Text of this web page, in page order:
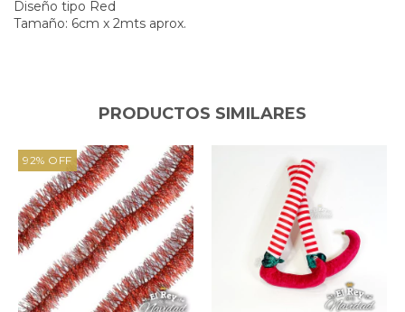
Diseño tipo Red
Tamaño: 6cm x 2mts aprox.
PRODUCTOS SIMILARES
92% OFF